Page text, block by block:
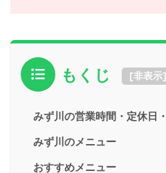
もくじ [非表示]
みず川の営業時間・定休日
みず川のメニュー
おすすめメニュー